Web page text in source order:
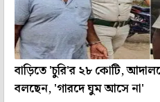
বাড়িতে 'চুরি'র ২৮ কোটি,
বলছেন, 'গারদে ঘুম আসে না'